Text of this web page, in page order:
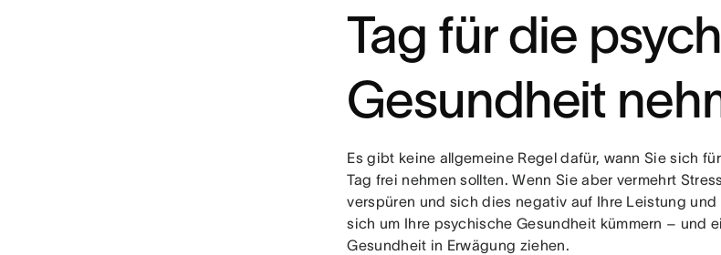
Tag für die
Gesundheit
Es gibt keine allgemeine Regel dafür, wann Sie sich
Tag frei nehmen sollten. Wenn Sie aber vermehrt
verspüren und sich dies negativ auf Ihre Leistung
sich um Ihre psychische Gesundheit kümmern – und
Gesundheit in Erwägung ziehen.